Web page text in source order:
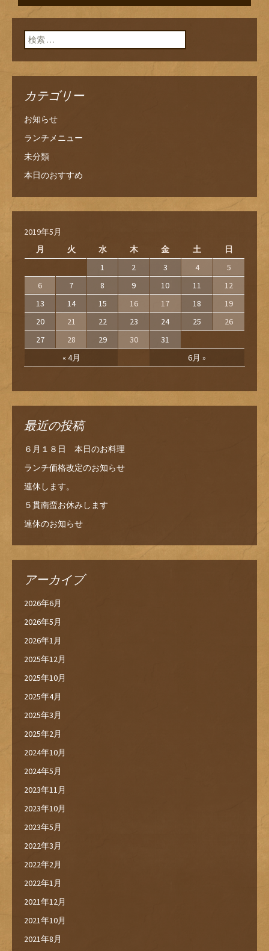
ン
検索:
カテゴリー
お知らせ
ランチメニュー
未分類
本日のおすすめ
2019年5月
月
火 水 木 金 土 日
« 4月 6月 »
1 2 3 4
5
6
7 8 9 10 11
12
13
14 15 16 17 18
19
20
21 22 23 24 25
26
27
28 29 30 31
最近の投稿
６月１８日 本日のお料理
ランチ価格改定のお知らせ
連休します。
５貫南蛮お休みします
連休のお知らせ
アーカイブ
2026年6月
2026年5月
2026年1月
2025年12月
2025年10月
2025年4月
2025年3月
2025年2月
2024年10月
2024年5月
2023年11月
2023年10月
2023年5月
2022年3月
2022年2月
2022年1月
2021年12月
2021年10月
2021年8月